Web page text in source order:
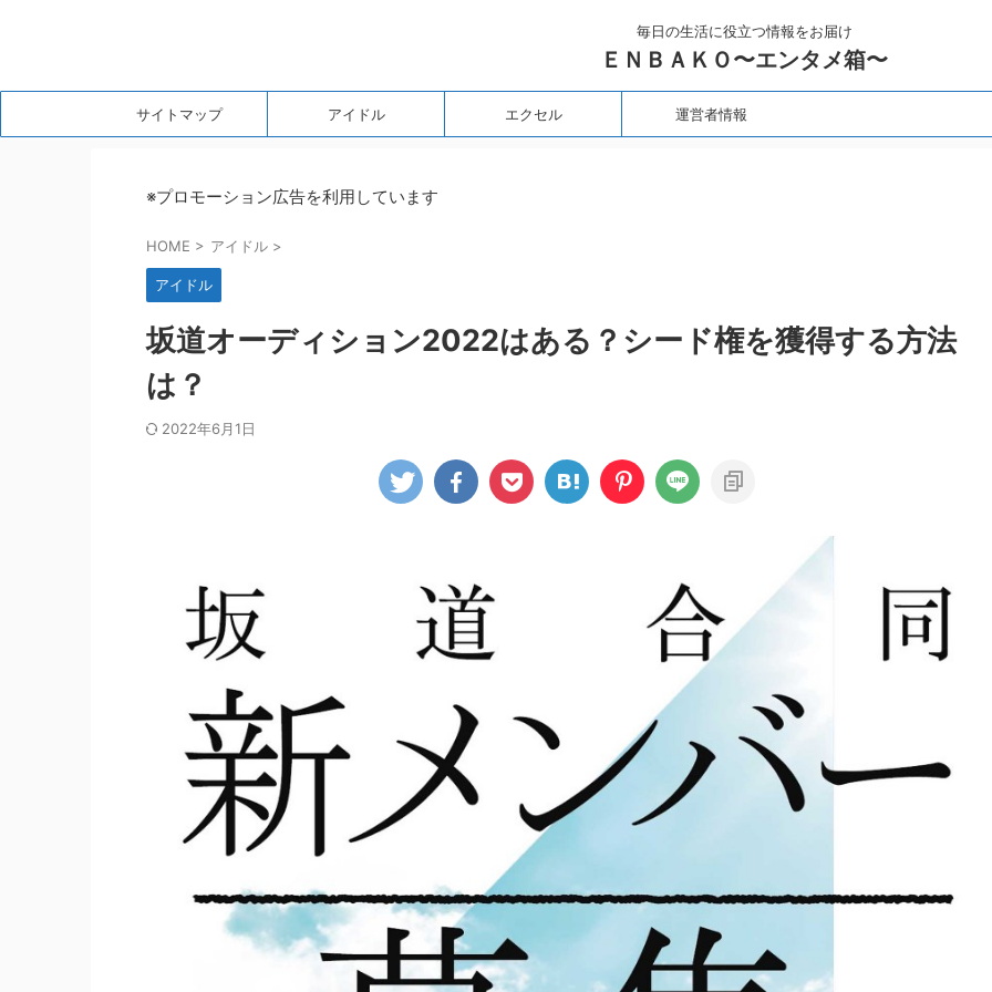
毎日の生活に役立つ情報をお届け
ＥＮＢＡＫＯ〜エンタメ箱〜
サイトマップ アイドル エクセル 運営者情報
※プロモーション広告を利用しています
HOME > アイドル >
アイドル
坂道オーディション2022はある？シード権を獲得する方法
は？
2022年6月1日